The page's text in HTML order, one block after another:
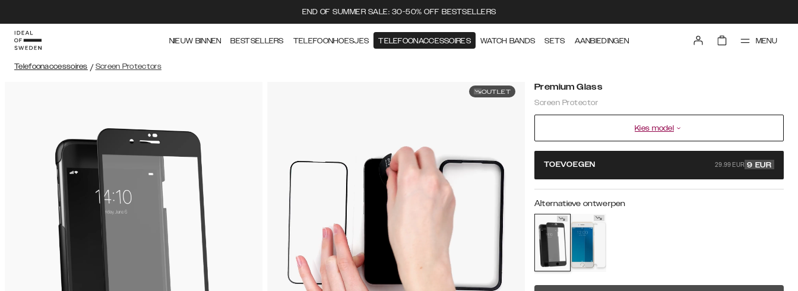
END OF SUMMER SALE: 30-50% OFF BESTSELLERS
NIEUW BINNEN BESTSELLERS TELEFOONHOESJES TELEFOONACCESSOIRES WATCH BANDS SETS AANBIEDINGEN MENU
Telefoonaccessoires / Screen Protectors
OUTLET Premium Glass
Screen Protector
Kies model
TOEVOEGEN 29.99 EUR 9 EUR
Alternatieve ontwerpen